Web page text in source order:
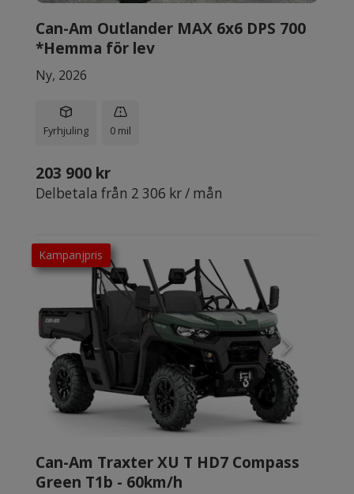
Can-Am Outlander MAX 6x6 DPS 700
*Hemma för lev
Ny, 2026
Fyrhjuling 0 mil
203 900 kr
Delbetala från 2 306 kr / mån
Kampanjpris
Can-Am Traxter XU T HD7 Compass
Green T1b - 60km/h